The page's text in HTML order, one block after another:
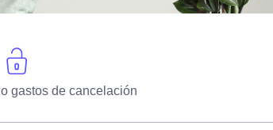
o gastos de cancelación